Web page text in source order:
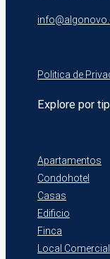
Politica de
Explore por
Apartamentos
Condohotel
Casas
Edificio
Finca
Local Comercial